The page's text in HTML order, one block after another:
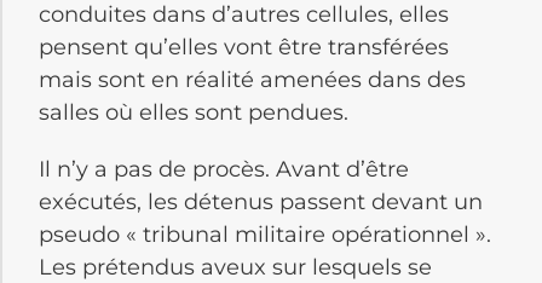
conduites dans d’autres cellules, elles
pensent qu’elles vont être transférées
mais sont en réalité amenées dans des
salles où elles sont pendues.
Il n’y a pas de procès. Avant d’être
exécutés, les détenus passent devant un
pseudo « tribunal militaire opérationnel ».
Les prétendus aveux sur lesquels se